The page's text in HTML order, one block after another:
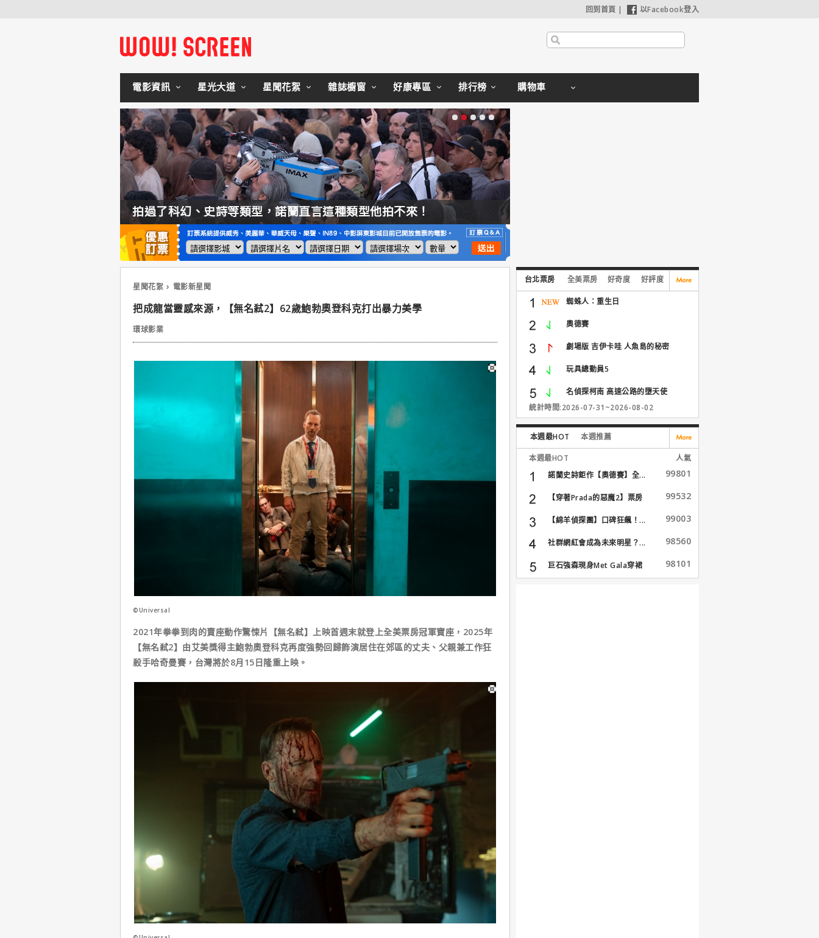
回到首頁 | 以Facebook登入
電影資訊 星光大道 星聞花絮 雜誌櫥窗 好康專區 排行榜 購物車
拍過了科幻、史詩等類型，諾蘭直言這種類型他拍不來！
星聞花絮 電影新星聞
把成龍當靈感來源，【無名弒2】62歲鮑勃奧登科克打出暴力美學
環球影業
©Universal
2021年拳拳到肉的賣座動作驚悚片【無名弒】上映首週末就登上全美票房冠軍寶座，2025年
【無名弒2】由艾美獎得主鮑勃奧登科克再度強勢回歸飾演居住在郊區的丈夫、父親兼工作狂
殺手哈奇曼賽，台灣將於8月15日隆重上映。
台北票房 全美票房 好奇度 好評度
蜘蛛人：重生日
奧德賽
劇場版 吉伊卡哇 人魚島的秘密
玩具總動員5
名偵探柯南 高速公路的墮天使
統計時間:2026-07-31~2026-08-02
本週最HOT 本週推薦
本週最HOT
人氣
諾蘭史詩鉅作【奧德賽】全...
99801
【穿著Prada的惡魔2】票房
99532
【綿羊偵探團】口碑狂飆！... 99003
社群網紅會成為未來明星？... 98560
巨石強森現身Met Gala穿裙
子...
98101